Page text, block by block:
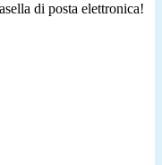
di posta elettronica!